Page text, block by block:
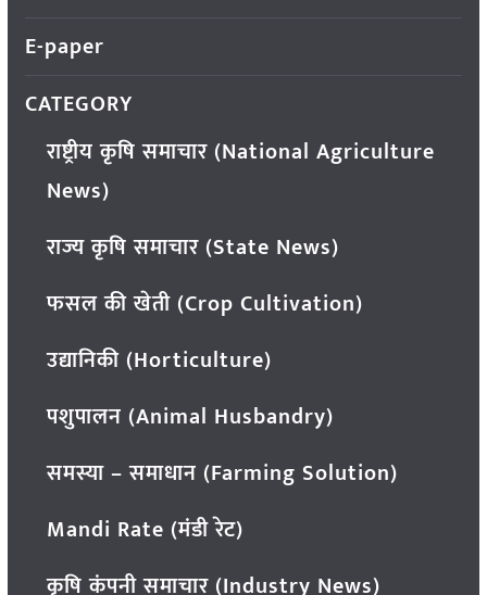
E-paper
CATEGORY
राष्ट्रीय कृषि समाचार (National Agriculture
News)
राज्य कृषि समाचार (State News)
फसल की खेती (Crop Cultivation)
उद्यानिकी (Horticulture)
पशुपालन (Animal Husbandry)
समस्या – समाधान (Farming Solution)
Mandi Rate (मंडी रेट)
कृषि कंपनी समाचार (Industry News)